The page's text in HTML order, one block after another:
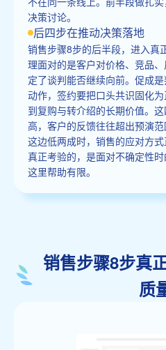
决策讨论。
后四步在推动决策落地
销售步骤8步的后半段，进入真
理面对的是客户对价格、竞品
定了谈判能否继续向前。促成
动作，签约要把口头共识固化
到复购与转介绍的长期价值。
高，客户的反馈往往超出预演
这边低两成时，销售的应对方
真正考验的，是面对不确定性
这里帮助有限。
销售步骤8步真
质